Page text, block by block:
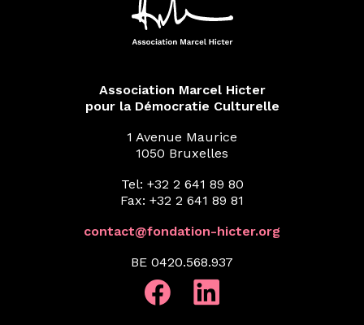
Association Marcel Hicter
pour la Démocratie Culturelle
1 Avenue Maurice
1050 Bruxelles
Tel: +32 2 641 89 80
Fax: +32 2 641 89 81
contact@fondation-hicter.org
BE 0420.568.937